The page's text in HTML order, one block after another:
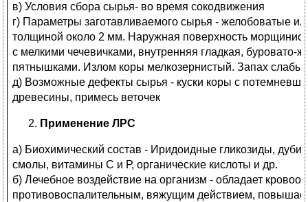
в) Условия сбора сырья- во время сокодвижения
г) Параметры заготавливаемого сырья - желобоватые
толщиной около 2 мм. Наружная поверхность
с мелкими чечевичками, внутренняя гладкая, буровато-
пятнышками. Излом коры мелкозернистый. Запах
д) Возможные дефекты сырья - куски коры с
древесины, примесь веточек
Применение ЛРС
а) Биохимический состав - Иридоидные гликозиды,
смолы, витамины С и Р, органические кислоты и др.
б) Лечебное воздействие на организм - обладает
противовоспалительным, вяжущим действием,